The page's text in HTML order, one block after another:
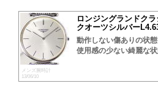
メンズ腕時計
13/06/10
ロンジングランドク
クオーツシルバー
動作しない傷ありの状態
使用感の少ない綺麗な